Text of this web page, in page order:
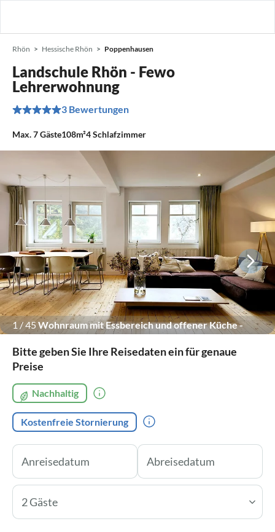
Rhön Hessische Rhön Poppenhausen
Landschule Rhön - Fewo
Lehrerwohnung
3 Bewertungen
Max.7Gäste108m²4Schlafzimmer
1 /45Wohnraum mit Essbereich und offener Küche -
stattlichen Schullinde
Bitte geben Sie Ihre Reisedaten ein für genaue
Preise
Nachhaltig
Kostenfreie Stornierung
2 Gäste